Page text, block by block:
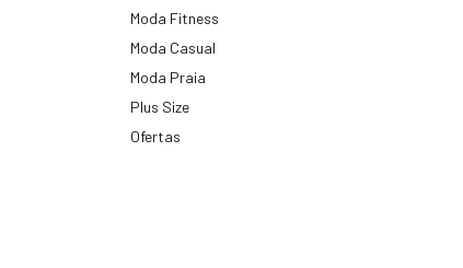
Moda Fitness
Moda Casual
Moda Praia
Plus Size
Ofertas